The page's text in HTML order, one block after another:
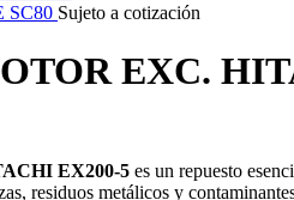
SC80 Sujeto a cotización
EXC.
EX200-5 es un repuesto
residuos metálicos y